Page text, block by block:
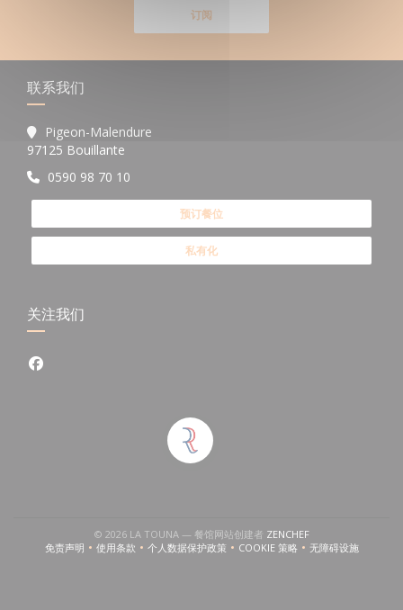
订阅
联系我们
Pigeon-Malendure
97125 Bouillante
0590 98 70 10
预订餐位
私有化
关注我们
Facebook ((在新窗口中打开))
© 2026 LA TOUNA — 餐馆网站创建者 ZENCHEF((在新窗口中打开))
免责声明((在新窗口中打开))
使用条款((在新窗口中打开))
个人数据保护政策((在新窗口中打开))
COOKIE 策略((在新窗口中打开))
无障碍设施
((在新窗口中打